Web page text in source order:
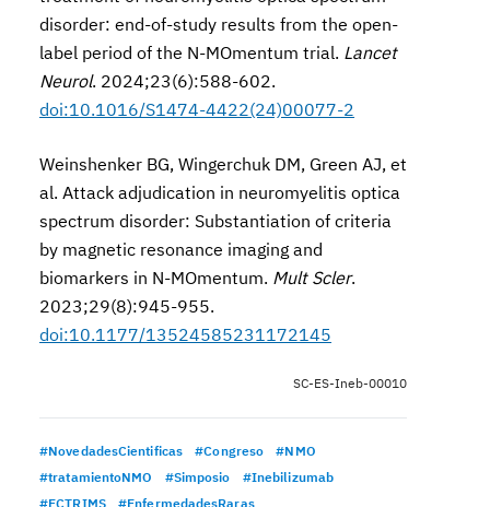
disorder: end-of-study results from the open-
label period of the N-MOmentum trial. Lancet
Neurol. 2024;23(6):588-602.
doi:10.1016/S1474-4422(24)00077-2
Weinshenker BG, Wingerchuk DM, Green AJ, et
al. Attack adjudication in neuromyelitis optica
spectrum disorder: Substantiation of criteria
by magnetic resonance imaging and
biomarkers in N-MOmentum. Mult Scler.
2023;29(8):945-955.
doi:10.1177/13524585231172145
SC-ES-Ineb-00010
#NovedadesCientificas #Congreso
#NMO
#tratamientoNMO
#Simposio
#Inebilizumab
#ECTRIMS
#EnfermedadesRaras